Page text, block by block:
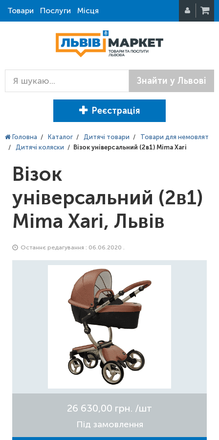
Товари Послуги Місця
Знайти у Львові
Реєстрація
Головна / Каталог / Дитячі товари /
Товари для немовлят
/
Дитячі коляски / Візок універсальний (2в1) Mima Xari
Візок
універсальний (2в1)
Mima Xari, Львів
Останнє редагування : 06.06.2020 .
26 630,00 грн. /шт
Під замовлення